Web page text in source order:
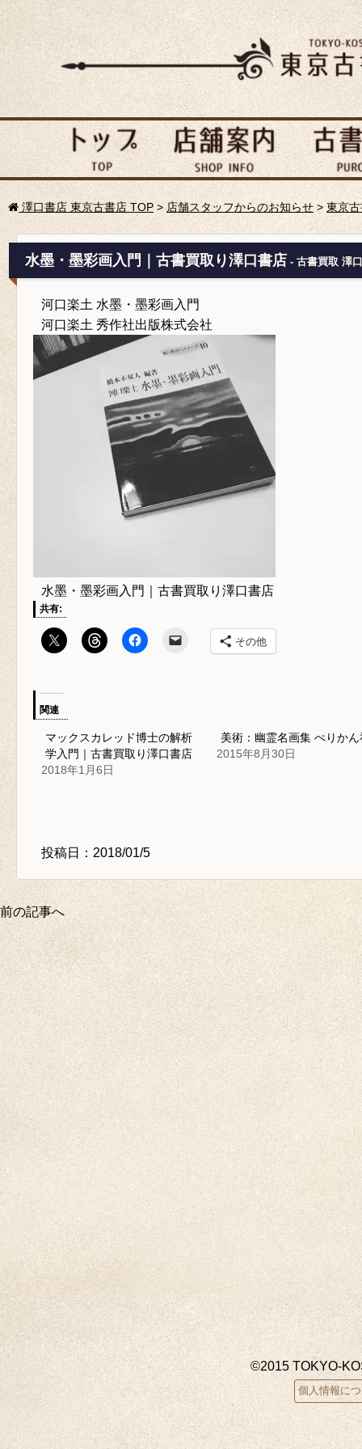
澤口書店 東京古書店 TOP > 店舗スタッフからのお知らせ> 東京
水墨・墨彩画入門｜古書買取り澤口書店 - 古書買取 澤
河口楽土 水墨・墨彩画入門
河口楽土 秀作社出版株式会社
水墨・墨彩画入門｜古書買取り澤口書店
共有:
その他
関連
マックスカレッド博士の解析
学入門｜古書買取り澤口書店
2018年1月6日
美術：幽霊名画集 ぺりかん
2015年8月30日
投稿日：2018/01/5
前の記事へ
©2015 TOKYO-
個人情報に